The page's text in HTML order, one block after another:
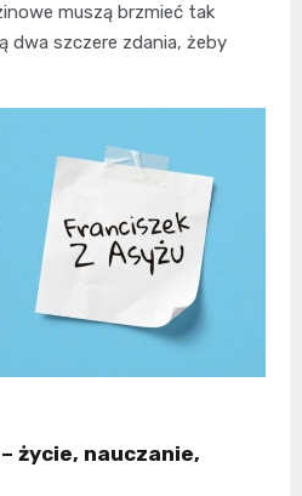
muszą brzmieć tak
dwa szczere zdania, żeby
życie, nauczanie,